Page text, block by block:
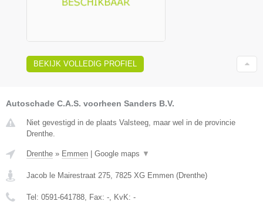
BEKIJK VOLLEDIG PROFIEL
Autoschade C.A.S. voorheen Sanders B.V.
Niet gevestigd in de plaats Valsteeg, maar wel in de provincie
Drenthe.
Drenthe » Emmen | Google maps ▼
Jacob le Mairestraat 275 7825 XG Emmen (Drenthe)
Tel: 0591-641788 , Fax: - , KvK: -